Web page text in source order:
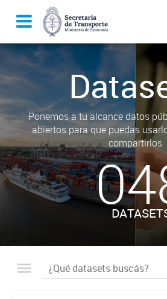
Ponemos a tu alcance datos
abiertos para que puedas
compartirlos